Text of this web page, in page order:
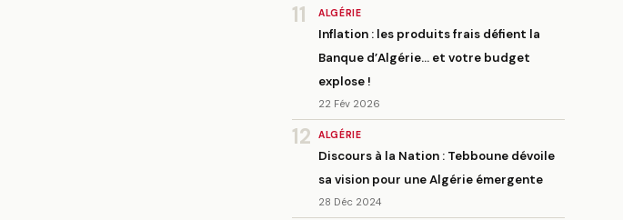
11 ALGÉRIE
Inflation : les produits frais défient la
Banque d’Algérie… et votre budget
explose !
22 Fév 2026
12 ALGÉRIE
Discours à la Nation : Tebboune dévoile
sa vision pour une Algérie émergente
28 Déc 2024